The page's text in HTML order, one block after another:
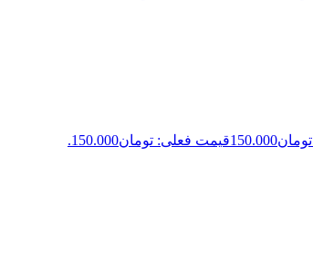
تومان150.000قیمت فعلی: تومان150.000.